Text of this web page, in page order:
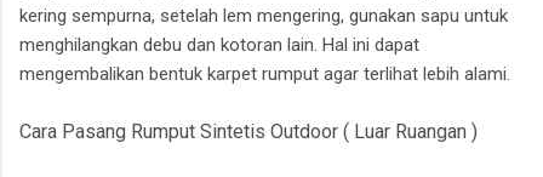
kering sempurna, setelah lem mengering, gunakan sapu untuk
menghilangkan debu dan kotoran lain. Hal ini dapat
mengembalikan bentuk karpet rumput agar terlihat lebih alami.
Cara Pasang Rumput Sintetis Outdoor ( Luar Ruangan )